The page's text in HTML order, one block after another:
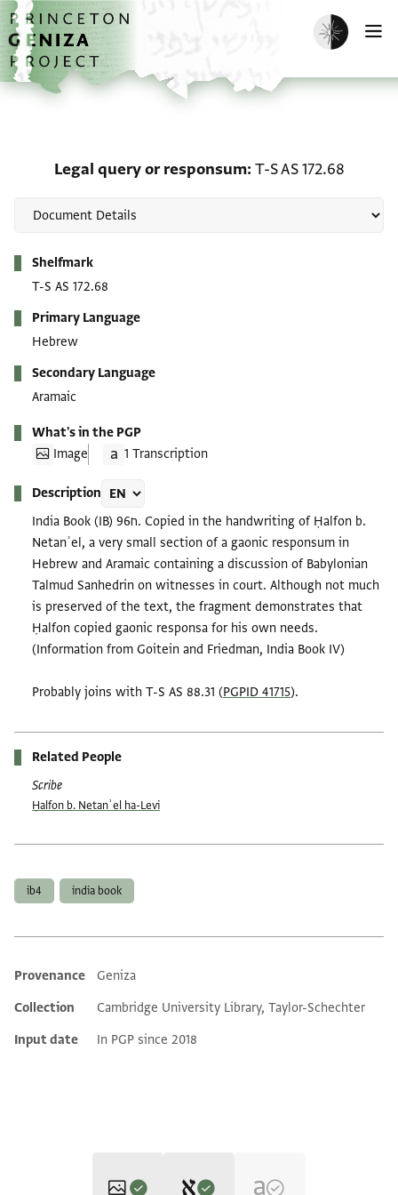
Skip to main content
home
Enable dark
Legal query or responsum T-S AS 172.68
Shelfmark
T-S AS 172.68
Primary Language
Hebrew
Secondary Language
Aramaic
What's in the PGP
Image
1 Transcription
Description
India Book (IB) ח96. Copied in the handwriting of Ḥalfon b.
Netanʾel, a very small section of a gaonic responsum in
Hebrew and Aramaic containing a discussion of Babylonian
Talmud Sanhedrin on witnesses in court. Although not much
is preserved of the text, the fragment demonstrates that
Ḥalfon copied gaonic responsa for his own needs.
(Information from Goitein and Friedman, India Book IV)
Probably joins with T-S AS 88.31 (PGPID 41715).
Related People
Scribe
Ḥalfon b. Netanʾel ha-Levi
ib4 india book
Additional metadata
Provenance
Geniza
Collection
Cambridge University Library, Taylor-Schechter
Input date
In PGP since 2018